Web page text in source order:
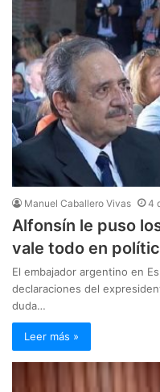
Manuel Caballero Vivas 4
Alfonsín le puso
vale todo en
El embajador argentino en
declaraciones del
duda…
Leer más »